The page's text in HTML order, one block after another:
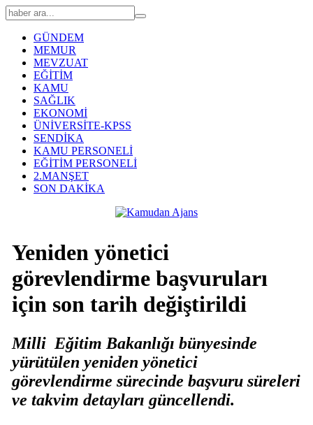
GÜNDEM
MEMUR
MEVZUAT
EĞİTİM
KAMU
SAĞLIK
EKONOMİ
ÜNİVERSİTE-KPSS
SENDİKA
KAMU PERSONELİ
EĞİTİM PERSONELİ
2.MANŞET
SON DAKİKA
Yeniden yönetici
görevlendirme başvuruları
için son tarih değiştirildi
Milli Eğitim Bakanlığı bünyesinde
yürütülen yeniden yönetici
görevlendirme sürecinde başvuru süreleri
ve takvim detayları güncellendi.